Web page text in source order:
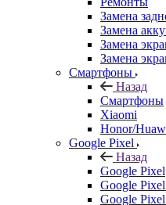
Замена
Замена
Замена
Замена
Смартфоны
Назад
Смартфоны
Xiaomi
Honor/
Google Pixel
Назад
Google Pixel
Google
Google